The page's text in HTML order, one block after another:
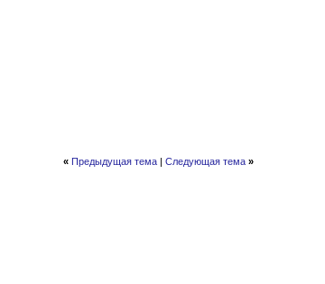
« Предыдущая тема| Следующая тема »